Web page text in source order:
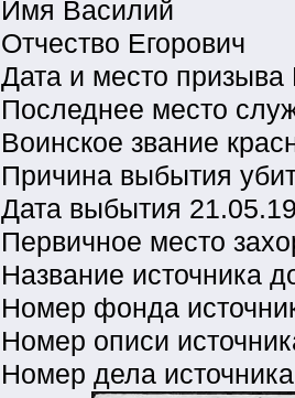
Имя Василий
Отчество Егорович
Дата и место призыва
Последнее место
Воинское звание
Причина выбытия
Дата выбытия
Первичное место
Название источника
Номер фонда
Номер описи
Номер дела